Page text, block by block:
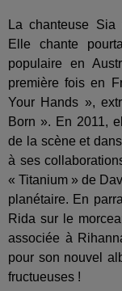
La chanteuse Sia
Elle chante
populaire en
première fois en
Your Hands »,
Born ». En 2011,
de la scène et
à ses
« Titanium » de
planétaire. En
Rida sur le
associée à
pour son nouvel
fructueuses !